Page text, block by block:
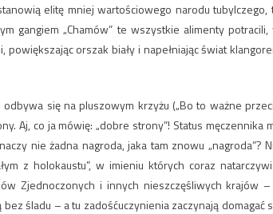
elitę mniej wartościowego narodu tubylczego,
gangiem „Chamów” te wszystkie alimenty potracili,
orszak biały i napełniając świat
się na pluszowym krzyżu („Bo to ważne
Aj, co ja mówię: „dobre strony”! Status męczennika
nie żadna nagroda, jaka tam znowu „nagroda”?
z holokaustu”, w imieniu których coraz
Zjednoczonych i innych nieszczęśliwych krajów
śladu – a tu zadośćuczynienia zaczynają domagać